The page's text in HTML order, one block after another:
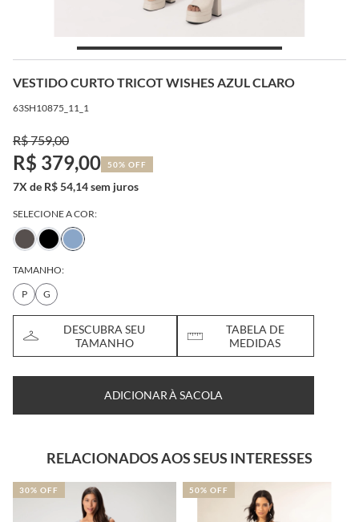
VESTIDO CURTO TRICOT WISHES AZUL CLARO
63SH10875_11_1
R$ 759,00
R$ 379,00 50% OFF
7X de R$ 54,14 sem juros
SELECIONE A COR:
TAMANHO:
P
G
DESCUBRA SEU
TAMANHO
TABELA DE
MEDIDAS
ADICIONAR À SACOLA
RELACIONADOS AOS SEUS INTERESSES
30% OFF 50% OFF